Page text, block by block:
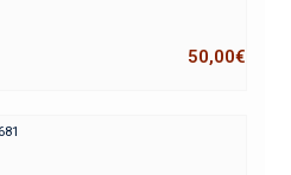
50,00€